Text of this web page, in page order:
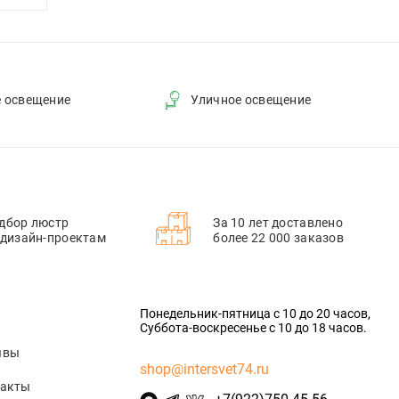
освещение Уличное освещение
люстр
проектам
За 10 лет доставлено
более 22 000 заказов
Понедельник-пятница с 10 до 20 часов,
Суббота-воскресенье с 10 до 18 часов.
shop@intersvet74.ru